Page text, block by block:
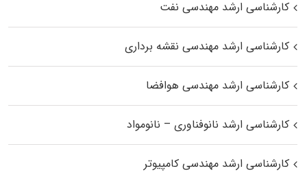
کارشناسی ارشد مهندسی نفت
کارشناسی ارشد مهندسی نقشه برداری
کارشناسی ارشد مهندسی هوافضا
کارشناسی ارشد نانوفناوری – نانومواد
کارشناسی ارشد مهندسی کامپیوتر